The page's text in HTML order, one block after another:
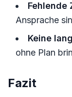
Fehlende
Ansprache
Keine
ohne Plan
Fazit